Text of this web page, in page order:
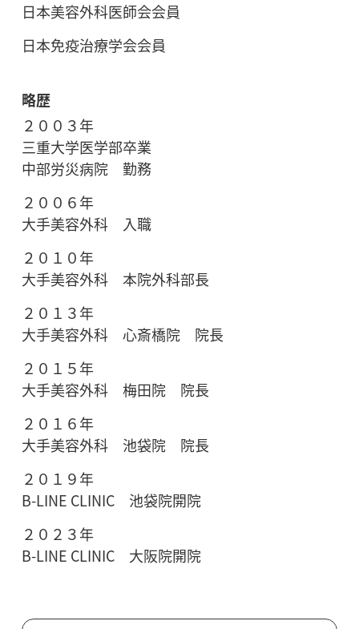
日本美容外科医師会会員
日本免疫治療学会会員
略歴
２００３年
三重大学医学部卒業
中部労災病院 勤務
２００６年
大手美容外科 入職
２０１０年
大手美容外科 本院外科部長
２０１３年
大手美容外科 心斎橋院 院長
２０１５年
大手美容外科 梅田院 院長
２０１６年
大手美容外科 池袋院 院長
２０１９年
B-LINE CLINIC 池袋院開院
２０２３年
B-LINE CLINIC 大阪院開院